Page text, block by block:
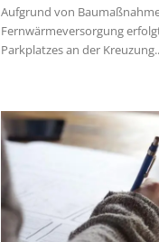
Aufgrund von
Fernwärmeversorgung
Parkplatzes an der